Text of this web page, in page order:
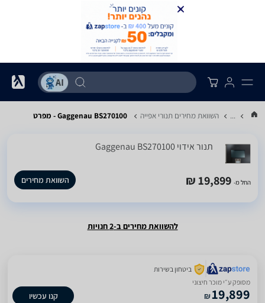
... השוואת מחירים תנורי אפייה Gaggenau BS270100 - מפרט
‏תנור אידוי Gaggenau BS270100
החל מ- 19,899 ₪ השוואת מחירים
להשוואת מחירים ב-2 חנויות
ביטחון בשירות
מסופק ע״י מוכר חיצוני
₪19,899 קנו עכשיו